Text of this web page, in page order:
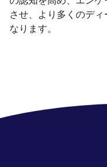
させ、より多くのデ
なります。